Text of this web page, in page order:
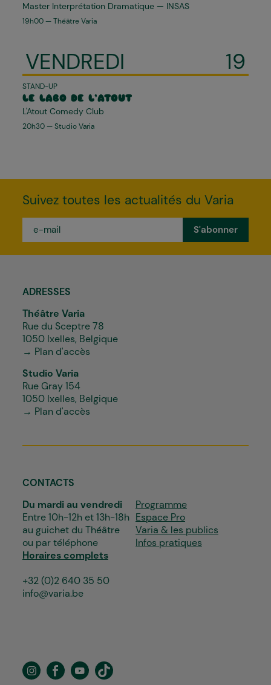
Master Interprétation Dramatique — INSAS
19h00 — Théâtre Varia
VENDREDI 19
STAND-UP
LE LABO DE L’ATOUT
L'Atout Comedy Club
20h30 — Studio Varia
Suivez toutes les actualités du Varia
mail
ADRESSES
Théâtre Varia
Rue du Sceptre 78
1050 Ixelles, Belgique
→ Plan d'accès
Studio Varia
Rue Gray 154
1050 Ixelles, Belgique
→ Plan d'accès
CONTACTS
Du mardi au vendredi
Entre 10h-12h et 13h-18h
au guichet du Théâtre
ou par téléphone
Horaires complets
+32 (0)2 640 35 50
info@varia.be
Programme
Espace Pro
Varia & les publics
Infos pratiques